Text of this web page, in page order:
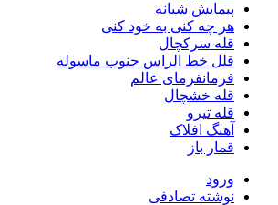
پیمایش شبانه
هر چه کنی به خود کنی
قله سرکچال
قلل خط الراس جنوب ماسوله
فرمانفرمای عالم
قله خشچال
قله تیرو
آهنگ افلاک
قمار باز
ورود
نوشته تصادفی